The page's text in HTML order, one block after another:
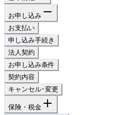
お申し込み
お支払い
申し込み手続き
法人契約
お申し込み条件
契約内容
キャンセル･変更
保険・税金